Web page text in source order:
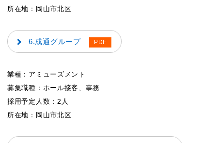
所在地：岡山市北区
6.成通グループ
業種：アミューズメント
募集職種：ホール接客、事務
採用予定人数：2人
所在地：岡山市北区